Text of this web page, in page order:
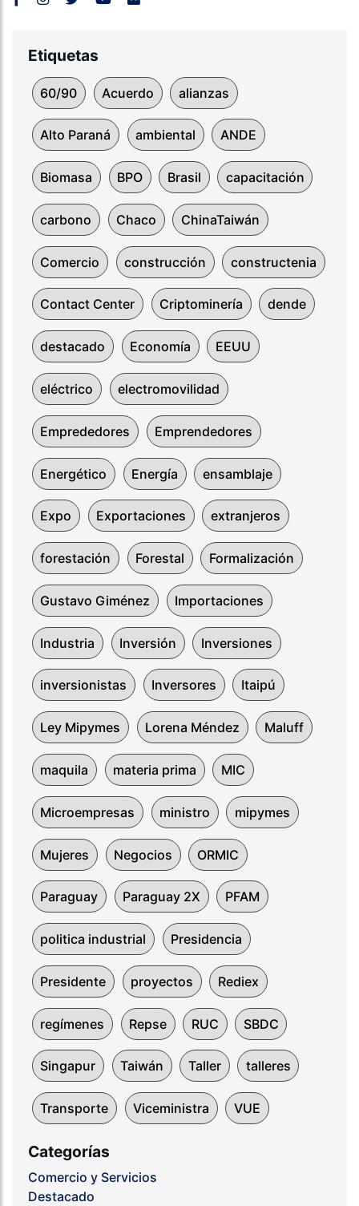
Etiquetas
60/90 Acuerdo alianzas
Alto Paraná ambiental ANDE
Biomasa BPO Brasil capacitación
carbono Chaco ChinaTaiwán
Comercio construcción constructenia
Contact Center Criptominería dende
destacado Economía EEUU
eléctrico electromovilidad
Emprededores Emprendedores
Energético Energía ensamblaje
Expo Exportaciones extranjeros
forestación Forestal Formalización
Gustavo Giménez Importaciones
Industria Inversión Inversiones
inversionistas Inversores Itaipú
Ley Mipymes Lorena Méndez Maluff
maquila materia prima MIC
Microempresas ministro mipymes
Mujeres Negocios ORMIC
Paraguay Paraguay 2X PFAM
politica industrial Presidencia
Presidente proyectos Rediex
regímenes Repse RUC SBDC
Singapur Taiwán Taller talleres
Transporte Viceministra VUE
Categorías
Comercio y Servicios
Destacado